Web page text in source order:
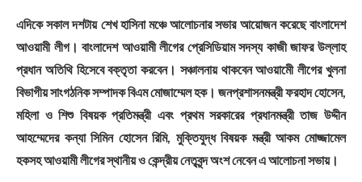
এদিকে সকাল দশটায় শেখ হাসিনা মঞ্চে আলোচনার সভার আয়োজন করেছে বাংলাদেশ
আওয়ামী লীগ। বাংলাদেশ আওয়ামী লীগের প্রেসিডিয়াম সদস্য কাজী জাফর উল্লাহ
প্রধান অতিথি হিসেবে বক্তৃতা করবেন। সঞ্চালনায় থাকবেন আওয়ামেী লীগের খুলনা
বিভাগীয় সাংগঠনিক সম্পাদক বিএম মোজাম্মেল হক। জনপ্রশাসনমন্ত্রী ফরহাদ হোসেন,
মহিলা ও শিশু বিষয়ক প্রতিমন্ত্রী এবং প্রথম সরকারের প্রধানমন্ত্রী তাজ উদ্দীন
আহম্মেদের কন্যা সিমিন হোসেন রিমি, মুক্তিযুদ্ধ বিষয়ক মন্ত্রী আকম মোজ্জামেল
হকসহ আওয়ামী লীগের স্থানীয় ও কেন্দ্রীয় নেতৃবৃন্দ অংশ নেবেন এ আলোচনা সভায়।